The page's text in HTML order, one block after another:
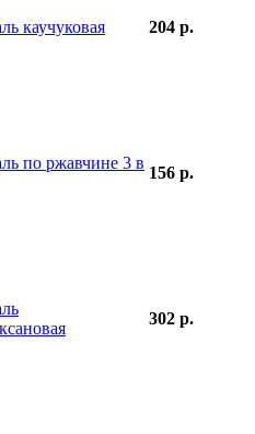
каучуковая 204 р.
по ржавчине 3 в
156 р.
302 р.